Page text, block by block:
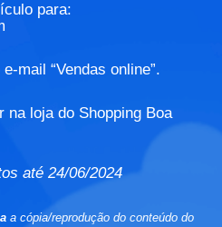
para:
mail “Vendas online”.
na loja do Shopping Boa
até 24/06/2024
a cópia/reprodução do conteúdo do